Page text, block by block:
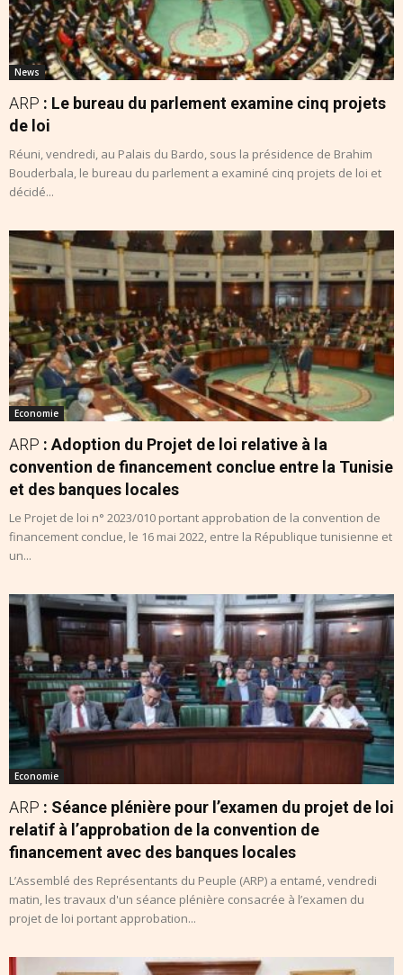
News
ARP : Le bureau du parlement examine cinq projets
de loi
Réuni, vendredi, au Palais du Bardo, sous la présidence de Brahim
Bouderbala, le bureau du parlement a examiné cinq projets de loi et
décidé...
Economie
ARP : Adoption du Projet de loi relative à la
convention de financement conclue entre la Tunisie
et des banques locales
Le Projet de loi n° 2023/010 portant approbation de la convention de
financement conclue, le 16 mai 2022, entre la République tunisienne et
un...
Economie
ARP : Séance plénière pour l’examen du projet de loi
relatif à l’approbation de la convention de
financement avec des banques locales
L’Assemblé des Représentants du Peuple (ARP) a entamé, vendredi
matin, les travaux d'un séance plénière consacrée à l’examen du
projet de loi portant approbation...